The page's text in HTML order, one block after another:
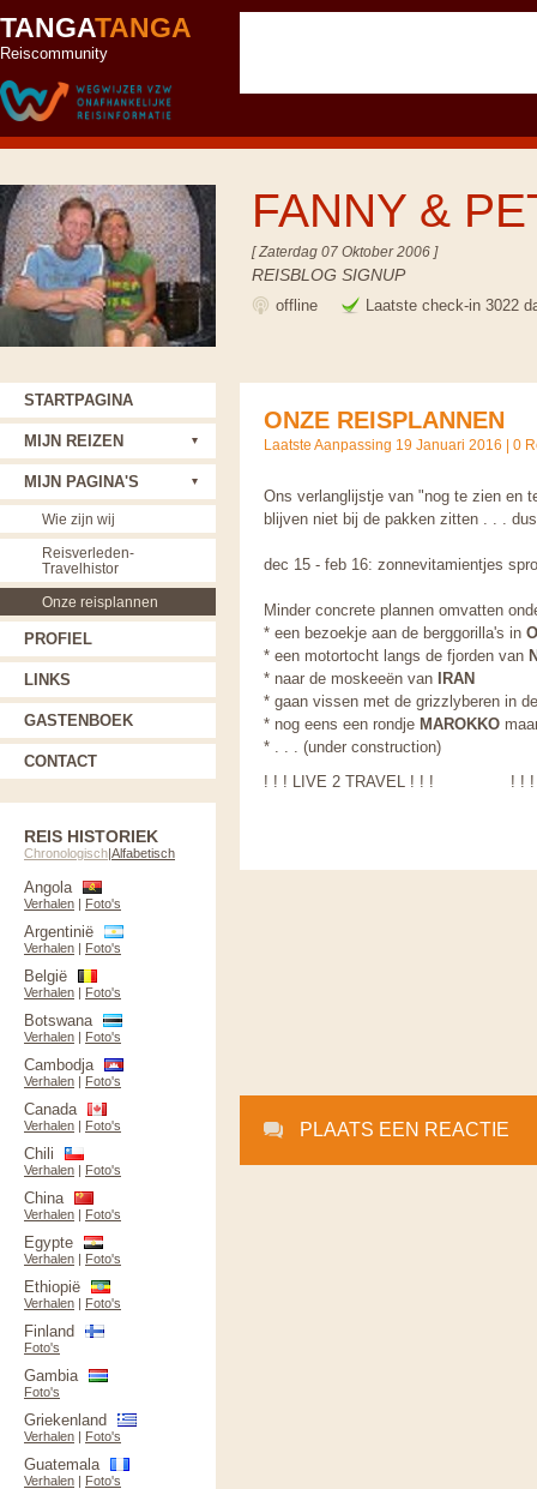
TANGATANGA
Reiscommunity
FANNY &
[ Zaterdag 07 Oktober 2006 ]
REISBLOG SIGNUP
offline Laatste check-in 3022
ONZE REISPLANNEN
Laatste Aanpassing 19 Januari 2016 | 0
Ons verlanglijstje van "nog te zien en
blijven niet bij de pakken zitten . . .
dec 15 - feb 16: zonnevitamientjes
Minder concrete plannen omvatten
* een bezoekje aan de berggorilla's in
* een motortocht langs de fjorden van
* naar de moskeeën van
IRAN
* gaan vissen met de grizzlyberen in
* nog eens een rondje MAROKKO
* . . . (under construction)
! ! ! LIVE 2 TRAVEL ! ! ! ! ! !
PLAATS EEN REACTIE
STARTPAGINA
MIJN REIZEN
MIJN PAGINA'S
Wie zijn wij
Reisverleden-
Travelhistor
Onze reisplannen
PROFIEL
LINKS
GASTENBOEK
CONTACT
REIS HISTORIEK
Chronologisch|Alfabetisch
Angola
Verhalen | Foto's
Argentinië
Verhalen | Foto's
België
Verhalen | Foto's
Botswana
Verhalen | Foto's
Cambodja
Verhalen | Foto's
Canada
Verhalen | Foto's
Chili
Verhalen | Foto's
China
Verhalen | Foto's
Egypte
Verhalen | Foto's
Ethiopië
Verhalen | Foto's
Finland
Foto's
Gambia
Foto's
Griekenland
Verhalen | Foto's
Guatemala
Verhalen | Foto's